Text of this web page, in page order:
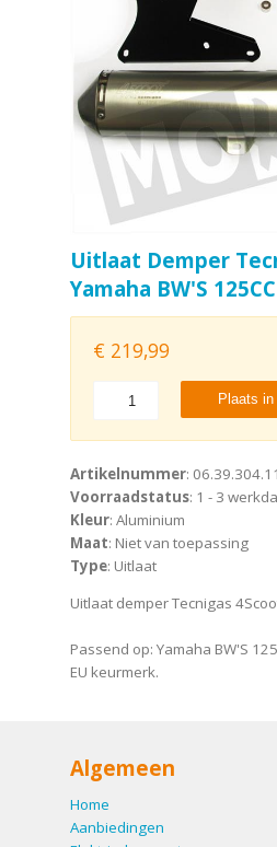
Uitlaat Demper
Yamaha BW'S 125CC
€ 219,99
Plaats
Artikelnummer: 06.39.304.11
Voorraadstatus: 1 - 3
Kleur: Aluminium
Maat: Niet van toepassing
Type: Uitlaat
Uitlaat demper Tecnigas
Passend op: Yamaha BW'S
EU keurmerk.
Algemeen
Home
Aanbiedingen